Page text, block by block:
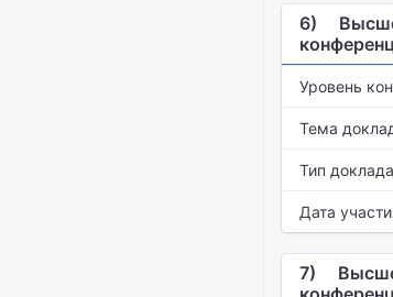
6)
Уровень
Тема
Тип доклада
Дата
7)